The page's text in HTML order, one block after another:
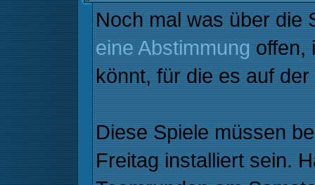
Noch mal was über die
eine Abstimmung offen,
könnt, für die es auf
Diese Spiele müssen
Freitag installiert sein.